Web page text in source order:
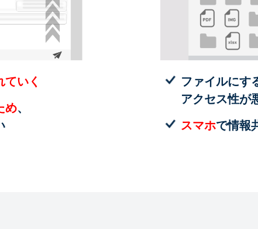
いく
め、
ファイルにす
アクセス性が
スマホで情報